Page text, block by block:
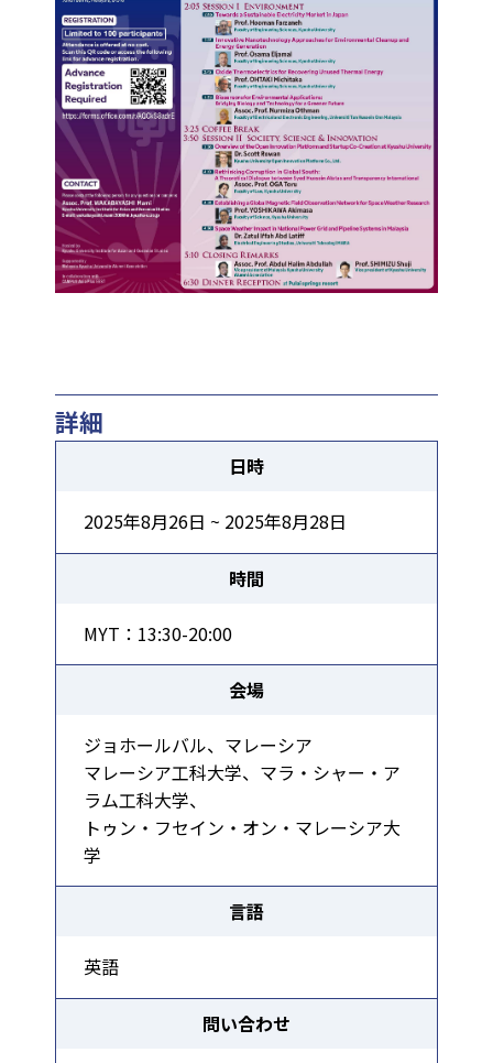
詳細
日時
2025年8月26日 ~ 2025年8月28日
時間
MYT：13:30-20:00
会場
ジョホールバル、マレーシア
マレーシア工科大学、マラ・シャー・ア
ラム工科大学、
トゥン・フセイン・オン・マレーシア大
学
言語
英語
問い合わせ